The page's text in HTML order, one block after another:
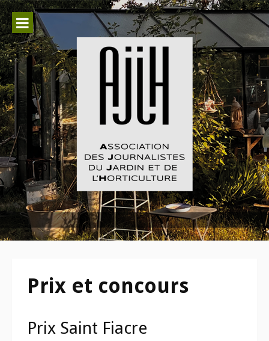
Aller
au
contenu
Association des Journalistes du
Jardin et de l'Horticulture
Prix et concours
Prix Saint Fiacre